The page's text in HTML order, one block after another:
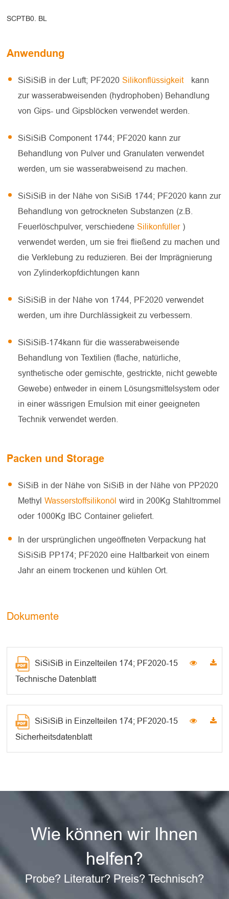
SCPTB0. BL
Anwendung
SiSiSiB in der Luft; PF2020Silikonflüssigkeit
kann
zur wasserabweisenden (hydrophoben) Behandlung
von Gips- und Gipsblöcken verwendet werden.
SiSiSiB Component 1744; PF2020 kann zur
Behandlung von Pulver und Granulaten verwendet
werden, um sie wasserabweisend zu machen.
SiSiSiB in der Nähe von SiSiB 1744; PF2020 kann zur
Behandlung von getrockneten Substanzen (z.B.
Feuerlöschpulver, verschiedeneSilikonfüller )
verwendet werden, um sie frei fließend zu machen und
die Verklebung zu reduzieren. Bei der Imprägnierung
von Zylinderkopfdichtungen kann
SiSiSiB in der Nähe von 1744, PF2020 verwendet
werden, um ihre Durchlässigkeit zu verbessern.
SiSiSiB-174kann für die wasserabweisende
Behandlung von Textilien (flache, natürliche,
synthetische oder gemischte, gestrickte, nicht gewebte
Gewebe) entweder in einem Lösungsmittelsystem oder
in einer wässrigen Emulsion mit einer geeigneten
Technik verwendet werden.
Packen und Storage
SiSiB in der Nähe von SiSiB in der Nähe von PP2020
MethylWasserstoffsilikonölwird in 200Kg Stahltrommel
oder 1000Kg IBC Container geliefert.
In der ursprünglichen ungeöffneten Verpackung hat
SiSiSiB PP174; PF2020 eine Haltbarkeit von einem
Jahr an einem trockenen und kühlen Ort.
Dokumente
SiSiSiB in Einzelteilen 174; PF2020-15
Technische Datenblatt
SiSiSiB in Einzelteilen 174; PF2020-15
Sicherheitsdatenblatt
Wie können wir Ihnen
helfen?
Probe? Literatur? Preis? Technisch?